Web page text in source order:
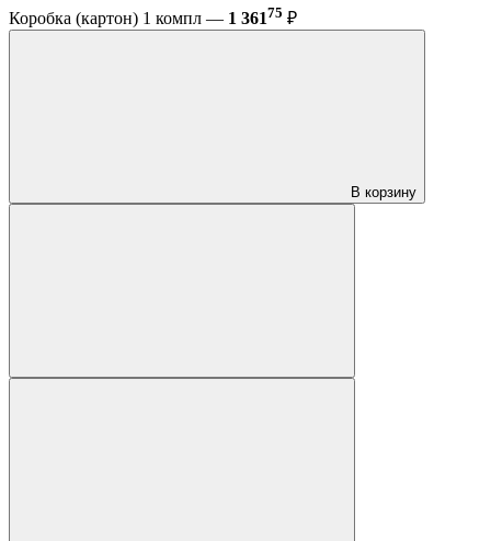
Коробка (картон) 1 компл — 1 36175 ₽
В корзину